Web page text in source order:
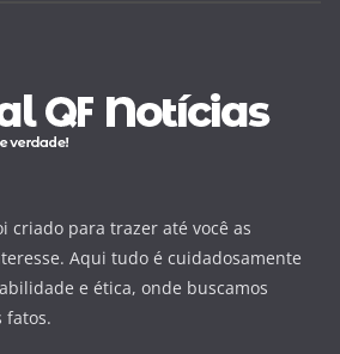
criado para trazer até você as
Aqui tudo é cuidadosamente
e ética, onde buscamos
fatos.